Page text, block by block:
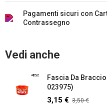
Pagamenti sicuri con
Contrassegno
Vedi anche
Fascia Da
023975)
3,15 € 3,50 €